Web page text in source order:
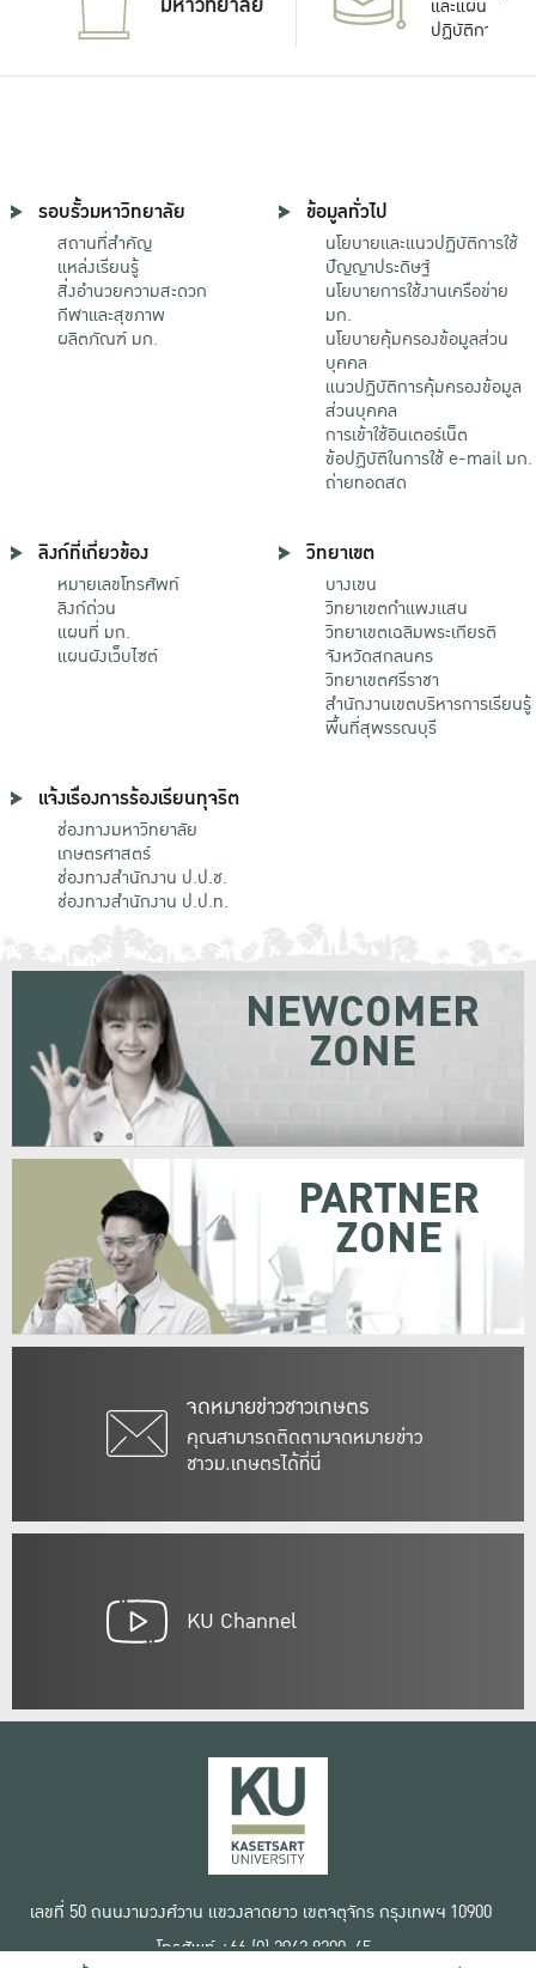
และแผน
ปฏิบัติการ
รอบรั้วมหาวิทยาลัย
สถานที่สำคัญ
แหล่งเรียนรู้
สิ่งอำนวยความสะดวก
กีฬาและสุขภาพ
ผลิตภัณฑ์ มก.
ข้อมูลทั่วไป
นโยบายและแนวปฏิบัติการใช้
ปัญญาประดิษฐ์
นโยบายการใช้งานเครือข่าย
มก.
นโยบายคุ้มครองข้อมูลส่วน
บุคคล
แนวปฏิบัติการคุ้มครองข้อมูล
ส่วนบุคคล
การเข้าใช้อินเตอร์เน็ต
ข้อปฏิบัติในการใช้ e-mail มก.
ถ่ายทอดสด
ลิงก์ที่เกี่ยวข้อง
หมายเลขโทรศัพท์
ลิงก์ด่วน
แผนที่ มก.
แผนผังเว็บไซต์
วิทยาเขต
บางเขน
วิทยาเขตกําแพงแสน
วิทยาเขตเฉลิมพระเกียรติ
จังหวัดสกลนคร
วิทยาเขตศรีราชา
สำนักงานเขตบริหารการเรียนรู้
พื้นที่สุพรรณบุรี
แจ้งเรื่องการร้องเรียนทุจริต
ช่องทางมหาวิทยาลัย
เกษตรศาสตร์
ช่องทางสำนักงาน ป.ป.ช.
ช่องทางสำนักงาน ป.ป.ท.
จดหมายข่าวชาวเกษตร
คุณสามารถติดตามจดหมายข่าว
ชาวม.เกษตรได้ที่นี่
NEWCOMER
ZONE
PARTNER
ZONE
KU Channel
เลขที่ 50 ถนนงามวงศ์วาน แขวงลาดยาว เขตจตุจักร กรุงเทพฯ 10900
โทรศัพท์ +66 (0) 2942 8200-45